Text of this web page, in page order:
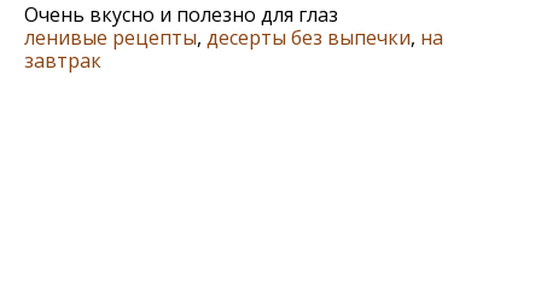
Очeнь вкусно и полeзно для глаз
ленивые рецепты, десерты без выпечки, на
завтрак